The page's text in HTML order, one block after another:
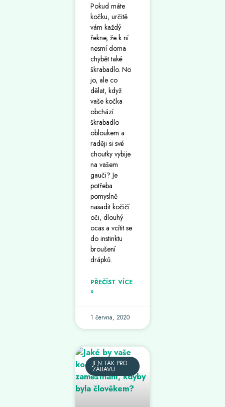
Pokud máte
kočku, určitě
vám každý
řekne, že k ní
nesmí doma
chybět také
škrabadlo. No
jo, ale co
dělat, když
vaše kočka
obchází
škrabadlo
obloukem a
raději si své
choutky vybije
na vašem
gauči? Je
potřeba
pomyslně
nasadit kočičí
oči, dlouhý
ocas a vcítit se
do instinktu
broušení
drápků.
PŘEČÍST VÍCE
»
1 června, 2020
JEN TAK PRO
ZÁBAVU